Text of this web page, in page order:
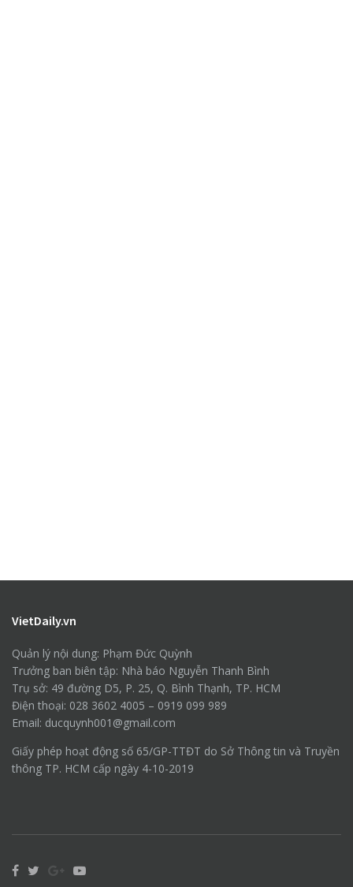
VietDaily.vn
Quản lý nội dung: Phạm Đức Quỳnh
Trưởng ban biên tập: Nhà báo Nguyễn Thanh Bình
Trụ sở: 49 đường D5, P. 25, Q. Bình Thạnh, TP. HCM
Điện thoại: 028 3602 4005 – 0919 099 989
Email: ducquynh001@gmail.com
Giấy phép hoạt động số 65/GP-TTĐT do Sở Thông tin và Truyền
thông TP. HCM cấp ngày 4-10-2019